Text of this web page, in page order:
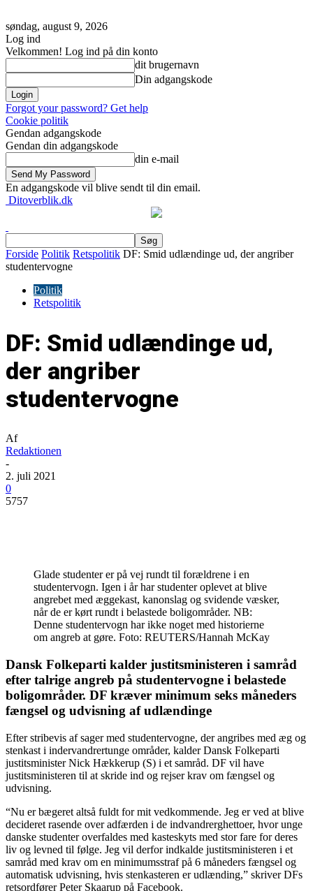
søndag, august 9, 2026
Log ind
Velkommen! Log ind på din konto
dit brugernavn
Din adgangskode
Forgot your password? Get help
Cookie politik
Gendan adgangskode
Gendan din adgangskode
din e-mail
En adgangskode vil blive sendt til din email.
Ditoverblik.dk
Forside Politik Retspolitik DF: Smid udlændinge ud, der angriber
studentervogne
Politik
Retspolitik
DF: Smid udlændinge ud,
der angriber
studentervogne
Af
Redaktionen
-
2. juli 2021
0
5757
Glade studenter er på vej rundt til forældrene i en
studentervogn. Igen i år har studenter oplevet at blive
angrebet med æggekast, kanonslag og svidende væsker,
når de er kørt rundt i belastede boligområder. NB:
Denne studentervogn har ikke noget med historierne
om angreb at gøre. Foto: REUTERS/Hannah McKay
Dansk Folkeparti kalder justitsministeren i samråd
efter talrige angreb på studentervogne i belastede
boligområder. DF kræver minimum seks måneders
fængsel og udvisning af udlændinge
Efter stribevis af sager med studentervogne, der angribes med æg og
stenkast i indervandrertunge områder, kalder Dansk Folkeparti
justitsminister Nick Hækkerup (S) i et samråd. DF vil have
justitsministeren til at skride ind og rejser krav om fængsel og
udvisning.
“Nu er bægeret altså fuldt for mit vedkommende. Jeg er ved at blive
decideret rasende over adfærden i de indvandrerghettoer, hvor unge
danske studenter overfaldes med kasteskyts med stor fare for deres
liv og levned til følge. Jeg vil derfor indkalde justitsministeren i et
samråd med krav om en minimumsstraf på 6 måneders fængsel og
automatisk udvisning, hvis stenkasteren er udlænding,” skriver DFs
retsordfører Peter Skaarup på Facebook.